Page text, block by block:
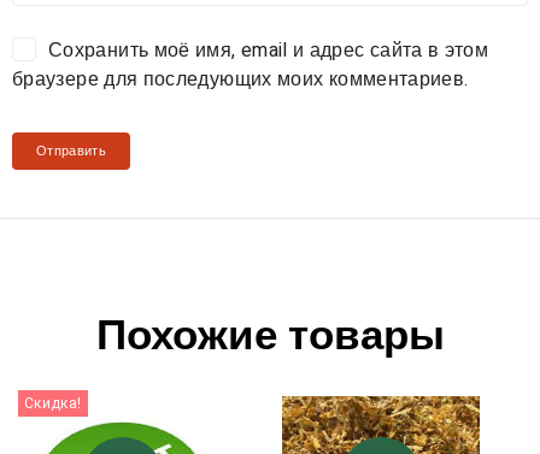
Сохранить моё имя, email и адрес сайта в этом
браузере для последующих моих комментариев.
Похожие товары
Скидка!